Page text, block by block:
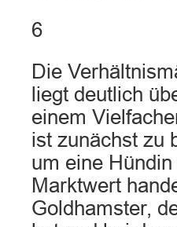
6
Die
liegt deutlich
einem
ist zunächst zu
um eine
Marktwert
Goldhamster,